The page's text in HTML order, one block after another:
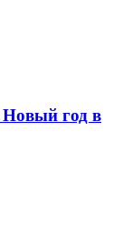
Новый год в